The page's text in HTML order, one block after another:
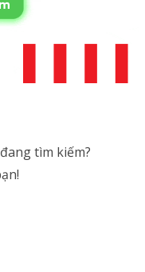
tìm kiếm?